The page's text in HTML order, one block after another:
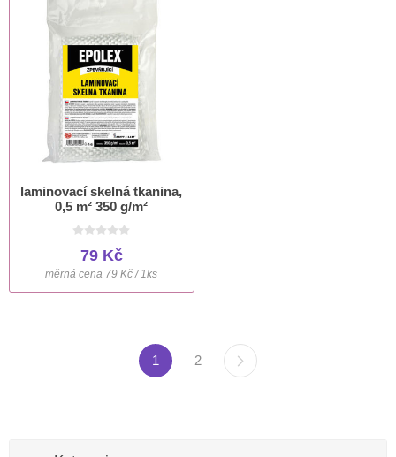
laminovací skelná tkanina,
0,5 m² 350 g/m²
79 Kč
měrná cena 79 Kč / 1ks
1 2